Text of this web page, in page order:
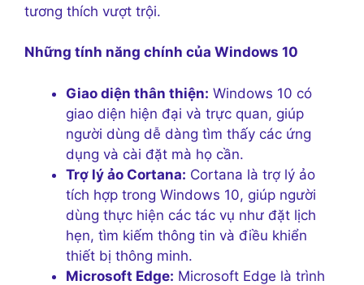
tương thích vượt trội.
Những tính năng chính của Windows 10
Giao diện thân thiện: Windows 10 có
giao diện hiện đại và trực quan, giúp
người dùng dễ dàng tìm thấy các ứng
dụng và cài đặt mà họ cần.
Trợ lý ảo Cortana: Cortana là trợ lý ảo
tích hợp trong Windows 10, giúp người
dùng thực hiện các tác vụ như đặt lịch
hẹn, tìm kiếm thông tin và điều khiển
thiết bị thông minh.
Microsoft Edge: Microsoft Edge là trình